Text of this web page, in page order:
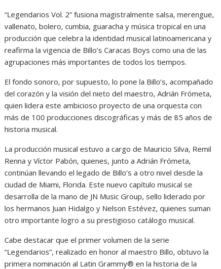
“Legendarios Vol. 2” fusiona magistralmente salsa, merengue,
vallenato, bolero, cumbia, guaracha y música tropical en una
producción que celebra la identidad musical latinoamericana y
reafirma la vigencia de Billo’s Caracas Boys como una de las
agrupaciones más importantes de todos los tiempos.
El fondo sonoro, por supuesto, lo pone la Billo’s, acompañado
del corazón y la visión del nieto del maestro, Adrián Frómeta,
quien lidera este ambicioso proyecto de una orquesta con
más de 100 producciones discográficas y más de 85 años de
historia musical.
La producción musical estuvo a cargo de Mauricio Silva, Remil
Renna y Víctor Pabón, quienes, junto a Adrián Frómeta,
continúan llevando el legado de Billo’s a otro nivel desde la
ciudad de Miami, Florida. Este nuevo capítulo musical se
desarrolla de la mano de JN Music Group, sello liderado por
los hermanos Juan Hidalgo y Nelson Estévez, quienes suman
otro importante logro a su prestigioso catálogo musical.
Cabe destacar que el primer volumen de la serie
“Legendarios”, realizado en honor al maestro Billo, obtuvo la
primera nominación al Latin Grammy® en la historia de la